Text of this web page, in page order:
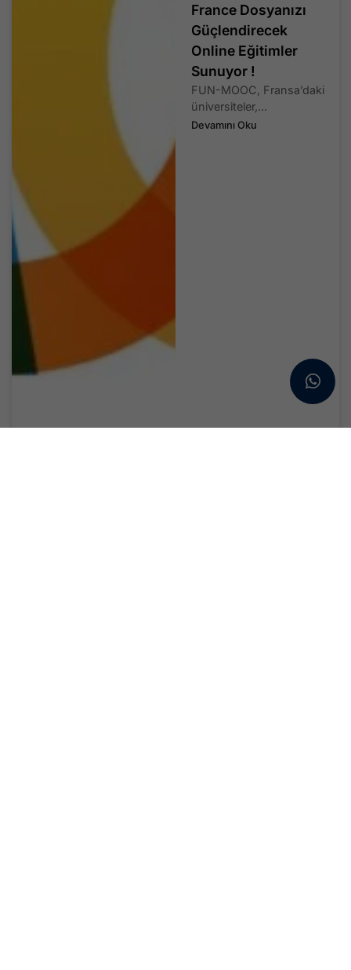
France Dosyanızı
Güçlendirecek
Online Eğitimler
Sunuyor !
FUN-MOOC, Fransa’daki
üniversiteler,...
Devamını Oku